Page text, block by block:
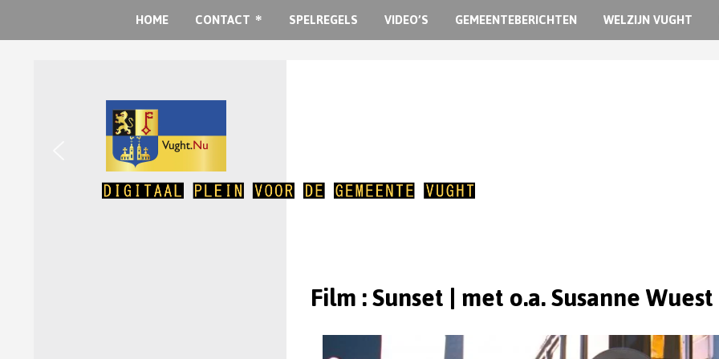
HOME CONTACT SPELREGELS VIDEO’S GEMEENTEBERICHTEN WELZIJN VUGHT
Film : Sunset | met o.a. Susanne Wuest